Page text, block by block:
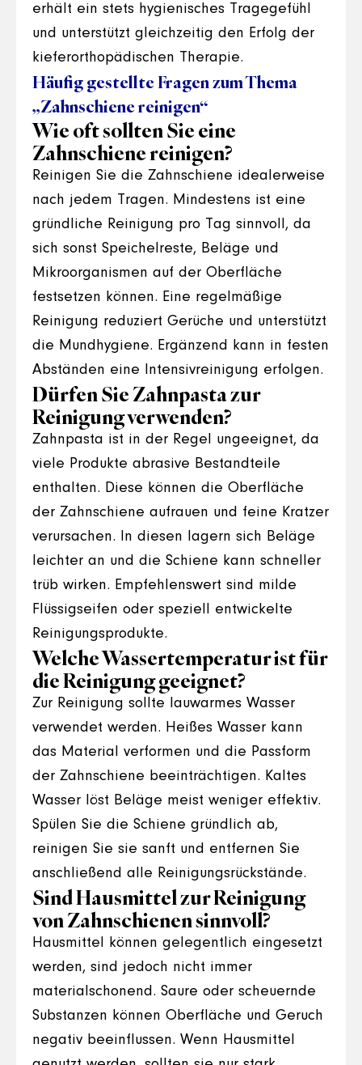
erhält ein stets hygienisches Tragegefühl
und unterstützt gleichzeitig den Erfolg der
kieferorthopädischen Therapie.
Häufig gestellte Fragen zum Thema
„Zahnschiene reinigen“
Wie oft sollten Sie eine
Zahnschiene reinigen?
Reinigen Sie die Zahnschiene idealerweise
nach jedem Tragen. Mindestens ist eine
gründliche Reinigung pro Tag sinnvoll, da
sich sonst Speichelreste, Beläge und
Mikroorganismen auf der Oberfläche
festsetzen können. Eine regelmäßige
Reinigung reduziert Gerüche und unterstützt
die Mundhygiene. Ergänzend kann in festen
Abständen eine Intensivreinigung erfolgen.
Dürfen Sie Zahnpasta zur
Reinigung verwenden?
Zahnpasta ist in der Regel ungeeignet, da
viele Produkte abrasive Bestandteile
enthalten. Diese können die Oberfläche
der Zahnschiene aufrauen und feine Kratzer
verursachen. In diesen lagern sich Beläge
leichter an und die Schiene kann schneller
trüb wirken. Empfehlenswert sind milde
Flüssigseifen oder speziell entwickelte
Reinigungsprodukte.
Welche Wassertemperatur ist für
die Reinigung geeignet?
Zur Reinigung sollte lauwarmes Wasser
verwendet werden. Heißes Wasser kann
das Material verformen und die Passform
der Zahnschiene beeinträchtigen. Kaltes
Wasser löst Beläge meist weniger effektiv.
Spülen Sie die Schiene gründlich ab,
reinigen Sie sie sanft und entfernen Sie
anschließend alle Reinigungsrückstände.
Sind Hausmittel zur Reinigung
von Zahnschienen sinnvoll?
Hausmittel können gelegentlich eingesetzt
werden, sind jedoch nicht immer
materialschonend. Saure oder scheuernde
Substanzen können Oberfläche und Geruch
negativ beeinflussen. Wenn Hausmittel